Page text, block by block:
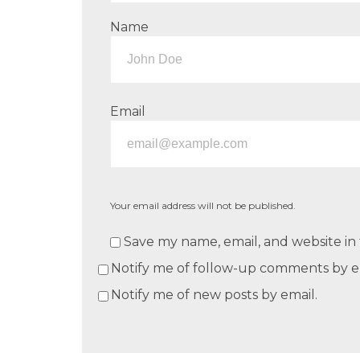
Name
Email
Your email address will not be published.
Save my name, email, and website
Notify me of follow-up comments by
Notify me of new posts by email.